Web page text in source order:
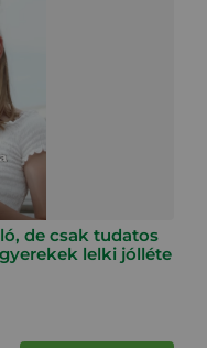
de csak tudatos
lelki jólléte